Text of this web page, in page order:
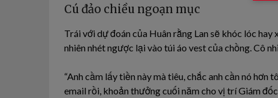
Cú đảo chiều ngoạn mục
Trái với dự đoán của Huân rằng Lan sẽ khóc lóc
nhiên nhét ngược lại vào túi áo vest của chồng. Cô
“Anh cầm lấy tiền này mà tiêu, chắc anh cần nó hơn
email rồi, khoản thưởng cuối năm cho vị trí Giám